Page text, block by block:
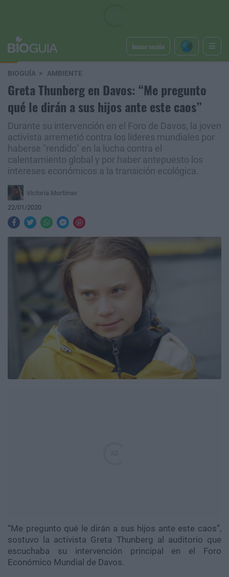
Iniciar sesión
BIOGUÍA AMBIENTE
Greta Thunberg en Davos: “Me pregunto
qué le dirán a sus hijos ante este caos”
Durante su intervención en el Foro de Davos, la joven
activista arremetió contra los líderes mundiales por
haberse "rendido" en la lucha contra el
calentamiento global y por haber antepuesto los
intereses económicos a la transición ecológica.
Victoria Mortimer
22/01/2020
“Me pregunto qué le dirán a sus hijos ante este caos”,
sostuvo la activista Greta Thunberg al auditorio que
escuchaba su intervención principal en el Foro
Económico Mundial de Davos.